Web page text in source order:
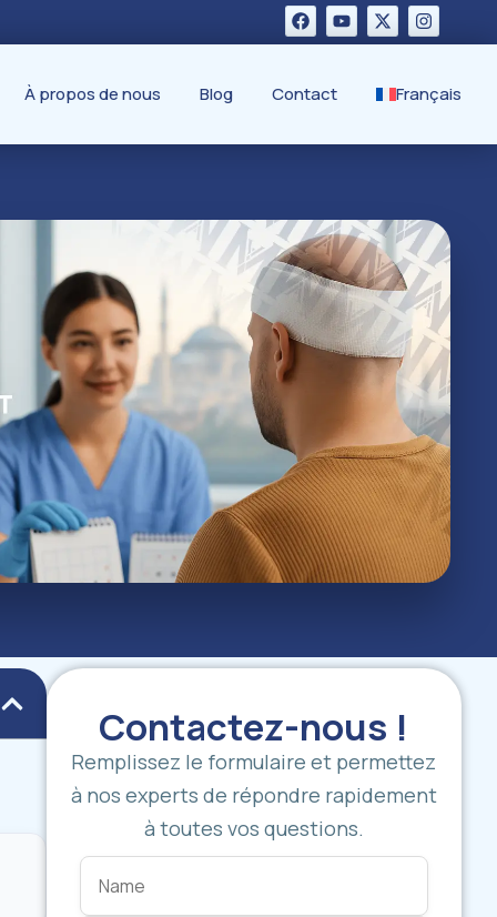
À propos de nous Blog Contact Français
Contactez-nous !
Remplissez le formulaire et permettez
à nos experts de répondre rapidement
à toutes vos questions.